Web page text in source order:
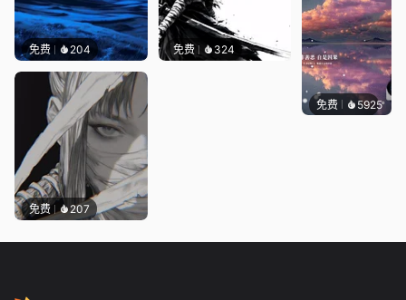
免费 204 免费 324
免费 207
免费 5925冰茶